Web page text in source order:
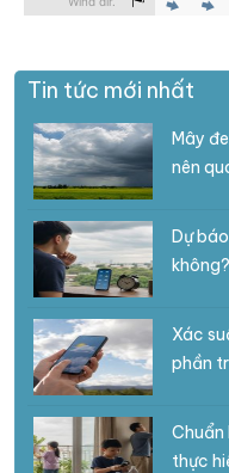
Tin tức mới nhất
Mây
nên
Dự
không?
Xác
phần
Chuẩn
thực